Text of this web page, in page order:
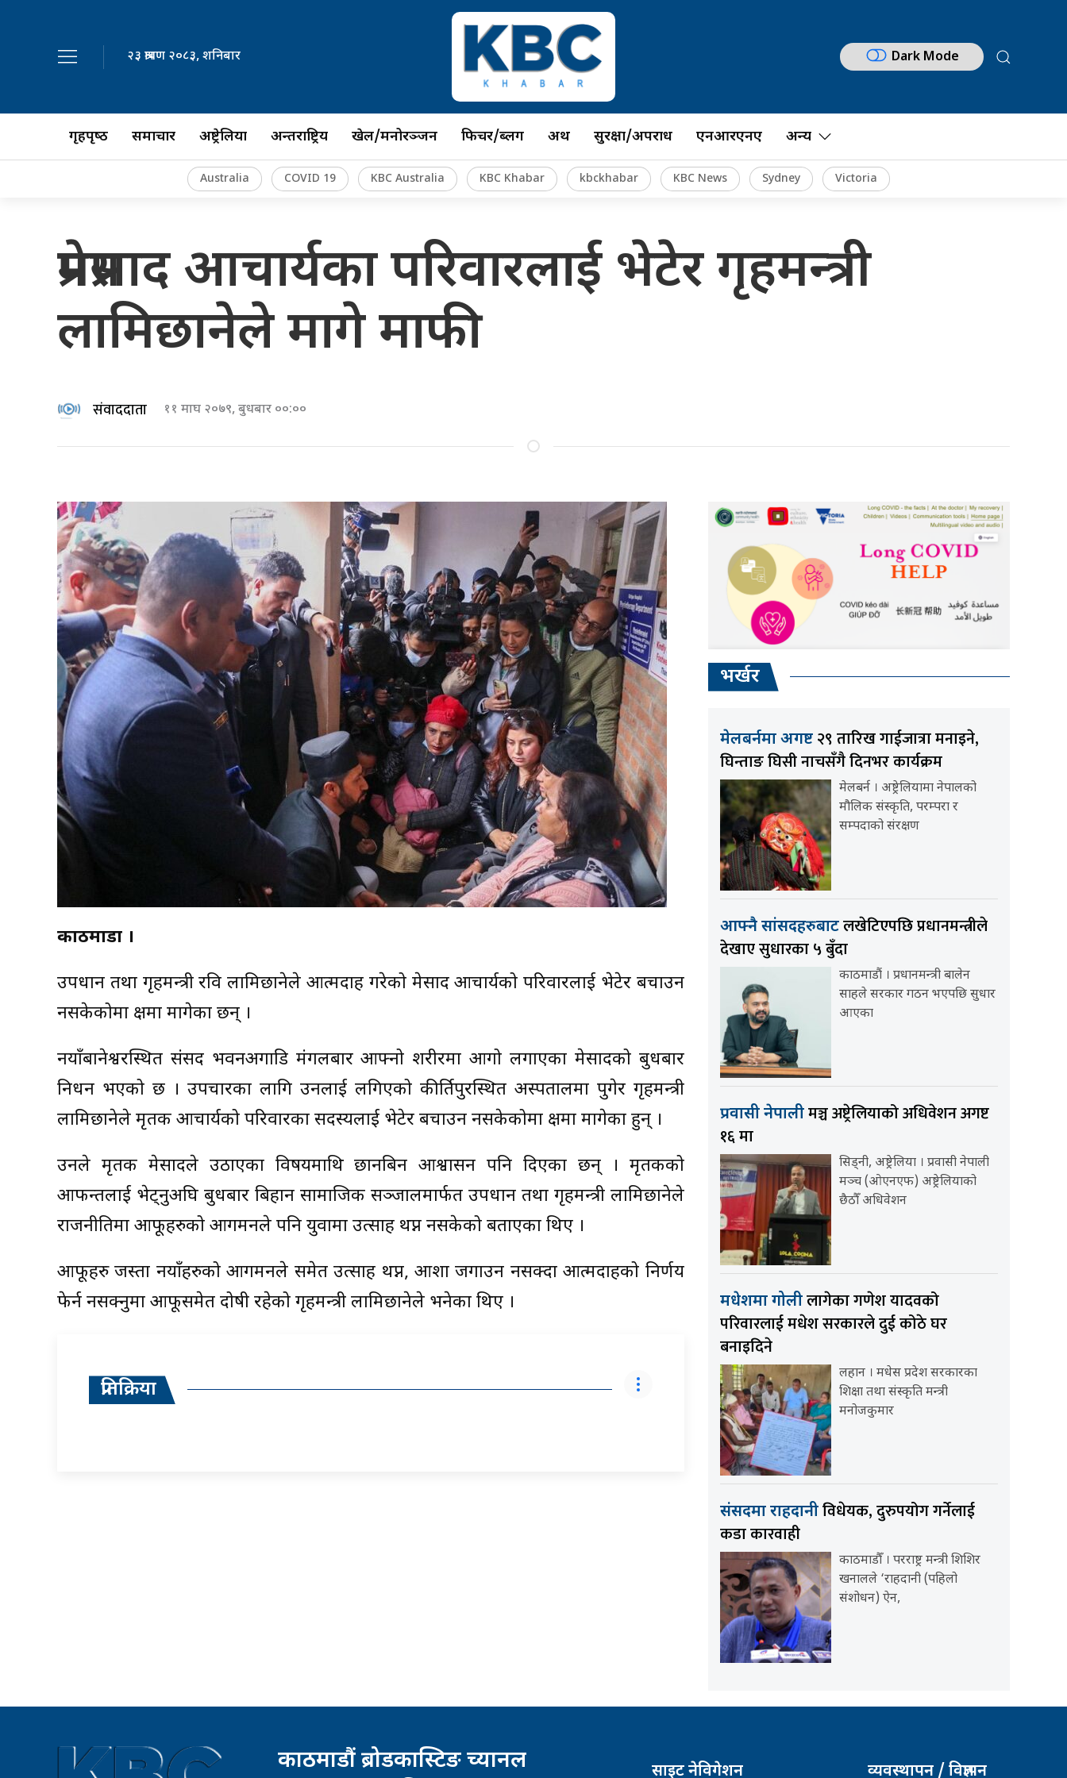
२३ श्रावण २०८३, शनिबार Dark Mode
गृहपृष्‍ठ समाचार अष्ट्रेलिया अन्तर्राष्ट्रिय खेल/मनोरञ्जन फिचर/ब्लग अर्थ सुरक्षा/अपराध एनआरएनए अन्य
Australia COVID 19 KBC Australia KBC Khabar kbckhabar KBC News Sydney Victoria
प्रेमप्रसाद आचार्यका परिवारलाई भेटेर गृहमन्त्री
लामिछानेले मागे माफी
संवाददाता ११ माघ २०७९, बुधबार ००:००
काठमाडौँ ।
उपप्रधान तथा गृहमन्त्री रवि लामिछानेले आत्मदाह गरेको प्रेमप्रसाद आचार्यको परिवारलाई भेटेर बचाउन
नसकेकोमा क्षमा मागेका छन् ।
नयाँबानेश्वरस्थित संसद भवनअगाडि मंगलबार आफ्नो शरीरमा आगो लगाएका प्रेमप्रसादको बुधबार
निधन भएको छ । उपचारका लागि उनलाई लगिएको कीर्तिपुरस्थित अस्पतालमा पुगेर गृहमन्त्री
लामिछानेले मृतक आचार्यको परिवारका सदस्यलाई भेटेर बचाउन नसकेकोमा क्षमा मागेका हुन् ।
उनले मृतक प्रेमप्रसादले उठाएका विषयमाथि छानबिन आश्वासन पनि दिएका छन् । मृतकको
आफन्तलाई भेट्नुअघि बुधबार बिहान सामाजिक सञ्जालमार्फत उपप्रधान तथा गृहमन्त्री लामिछानेले
राजनीतिमा आफूहरुको आगमनले पनि युवामा उत्साह थप्न नसकेको बताएका थिए ।
आफूहरु जस्ता नयाँहरुको आगमनले समेत उत्साह थप्न, आशा जगाउन नसक्दा आत्मदाहको निर्णय
फेर्न नसक्नुमा आफूसमेत दोषी रहेको गृहमन्त्री लामिछानेले भनेका थिए ।
प्रतिक्रिया
भर्खर
मेलबर्नमा अगष्ट २९ तारिख गाईजात्रा मनाइने,
घिन्ताङ घिसी नाचसँगै दिनभर कार्यक्रम
मेलबर्न । अष्ट्रेलियामा नेपालको
मौलिक संस्कृति, परम्परा र
सम्पदाको संरक्षण
आफ्नै सांसदहरुबाटलखेटिएपछि प्रधानमन्त्रीले
देखाए सुधारका ५ बुँदा
काठमाडौं । प्रधानमन्त्री बालेन
साहले सरकार गठन भएपछि सुधार
आएका
प्रवासी नेपालीमञ्च अष्ट्रेलियाको अधिवेशन अगष्ट
१६ मा
सिड्नी, अष्ट्रेलिया । प्रवासी नेपाली
मञ्च (ओएनएफ) अष्ट्रेलियाको
छैठौँ अधिवेशन
मधेशमा गोलीलागेका गणेश यादवको
परिवारलाई मधेश सरकारले दुई कोठे घर
बनाइदिने
लहान । मधेस प्रदेश सरकारका
शिक्षा तथा संस्कृति मन्त्री
मनोजकुमार
संसदमा राहदानीविधेयक, दुरुपयोग गर्नेलाई
कडा कारवाही
काठमाडौँ । परराष्ट्र मन्त्री शिशिर
खनालले ‘राहदानी (पहिलो
संशोधन) ऐन,
काठमाडौं ब्रोडकास्टिङ च्यानल
साइट नेविगेशन व्यवस्थापन / विज्ञापन